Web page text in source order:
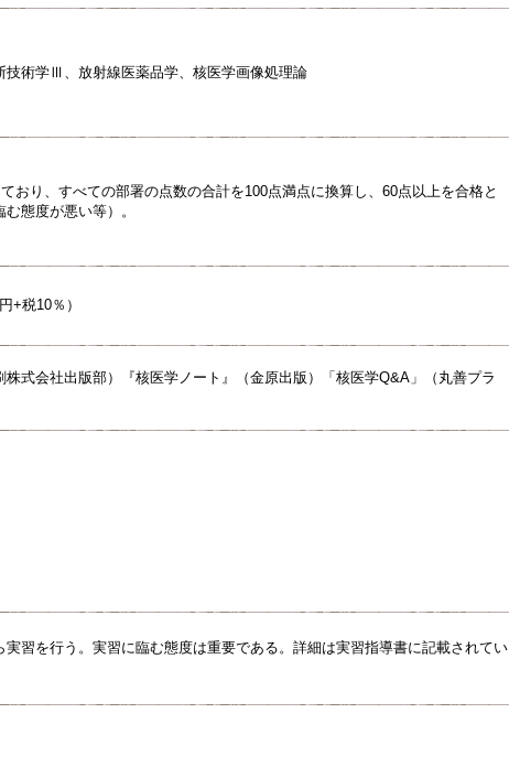
術学Ⅲ、放射線医薬品学、核医学画像処理論
おり、すべての部署の点数の合計を100点満点に換算し、60点以上を合格と
態度が悪い等）。
+税10％）
式会社出版部）『核医学ノート』（金原出版）「核医学Q&A」（丸善プラ
習を行う。実習に臨む態度は重要である。詳細は実習指導書に記載されてい